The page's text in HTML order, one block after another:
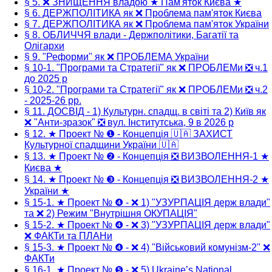
§ 6. ДЕРЖПОЛІТИКА як ❌ Проблема пам'яток Києва
§ 7. ДЕРЖПОЛІТИКА як ❌ Проблема пам'яток України
§ 8. ОБЛИЧЧЯ влади - Держполітики, Багатії та
Олігархи
§ 9. "Реформи" як ❌ ПРОБЛЕМА України
§ 10-1. "Програми та Стратегії" як ❌ ПРОБЛЕМи ❎ ч.1
до 2025 р
§ 10-2. "Програми та Стратегії" як ❌ ПРОБЛЕМи ❎ ч.2
- 2025-26 рр.
§ 11. ДОСВІД - 1) Культурн. спадщ. в світі та 2) Київ як
❌ "Анти-зразок" ❎ вул. Інститутська, 9 в 2026 р
§ 12. ★ Проект № ❶ - Концепція 🇺🇦 ЗАХИСТ
Культурної спадщини України 🇺🇦
§ 13. ★ Проект № ❷ - Концепція ❎ ВИЗВОЛЕННЯ-1 ★
Києва ★
§ 14. ★ Проект № ❸ - Концепція ❎ ВИЗВОЛЕННЯ-2 ★
України ★
§ 15-1. ★ Проект № ❹ - ❌ 1) "УЗУРПАЦІЯ держ влади"
та ❌ 2) Режим "Внутрішня ОКУПАЦІЯ"
§ 15-2. ★ Проект № ❹ - ❌ 3) "УЗУРПАЦІЯ держ влади"
❌ ФАКТи та ПЛАНи
§ 15-3. ★ Проект № ❹ - ❌ 4) "Військовий комунізм-2" ❌
ФАКТи
§ 16-1. ★ Проект № ❺ - ❌ 5) Ukraine’s National